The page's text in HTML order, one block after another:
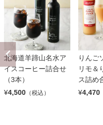
北海道羊蹄山名水ア
イスコーヒー詰合せ
（3本）
¥4,500 （税込）
りんご
リモ＆
ス詰め
¥4,470